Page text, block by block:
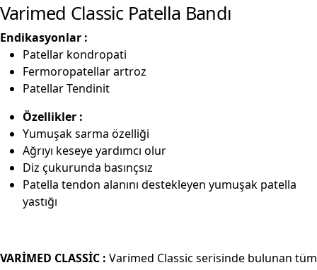
Varimed Classic Patella Bandı
Endikasyonlar :
Patellar kondropati
Fermoropatellar artroz
Patellar Tendinit
Özellikler :
Yumuşak sarma özelliği
Ağrıyı keseye yardımcı olur
Diz çukurunda basınçsız
Patella tendon alanını destekleyen yumuşak patella
yastığı
VARİMED CLASSİC : Varimed Classic serisinde bulunan tüm